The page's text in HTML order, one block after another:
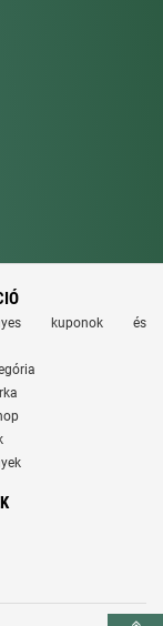
kuponok és